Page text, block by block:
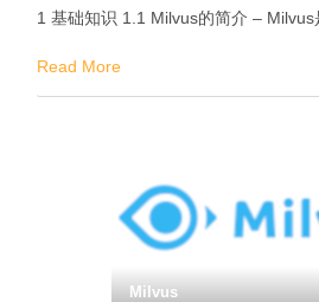
1 基础知识 1.1 Milvus的简介 –
Read More
Milvus